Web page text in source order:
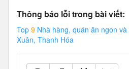
Thông báo lỗi trong bài viết:
Top 9 Nhà hàng, quán ăn ngon
Xuân, Thanh Hóa